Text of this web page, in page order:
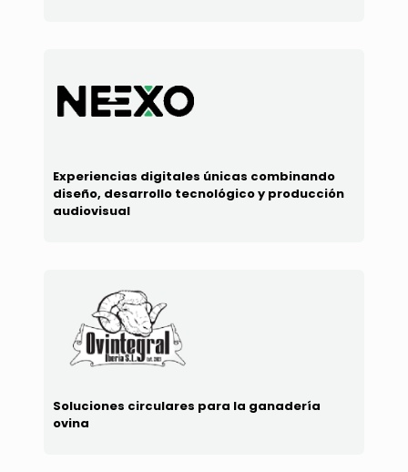
Experiencias digitales únicas combinando
diseño, desarrollo tecnológico y producción
audiovisual
Soluciones circulares para la ganadería
ovina